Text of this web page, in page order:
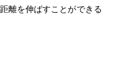
離を伸ばすことができる